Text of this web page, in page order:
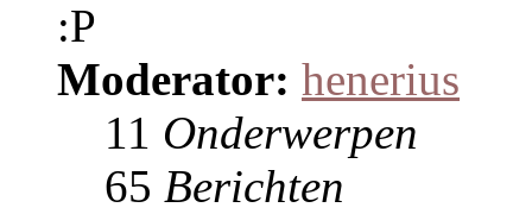
Moderator: henerius
11 Onderwerpen
65 Berichten